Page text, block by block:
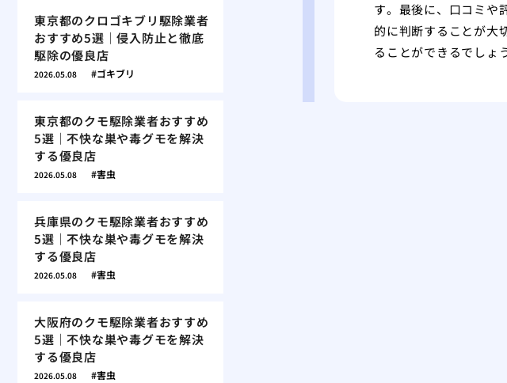
す。最後に、口コミや
的に判断することが大
ることができるでしょう
東京都のクロゴキブリ駆除業者
おすすめ5選｜侵入防止と徹底
駆除の優良店
2026.05.08 ゴキブリ
東京都のクモ駆除業者おすすめ
5選｜不快な巣や毒グモを解決
する優良店
2026.05.08 害虫
兵庫県のクモ駆除業者おすすめ
5選｜不快な巣や毒グモを解決
する優良店
2026.05.08 害虫
大阪府のクモ駆除業者おすすめ
5選｜不快な巣や毒グモを解決
する優良店
2026.05.08 害虫